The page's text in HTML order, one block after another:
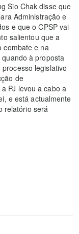
Sio Chak disse que
Administração e
e que o CPSP vai
salientou que a
combate e na
à proposta
legislativo
de
PJ levou a cabo a
e está actualmente
relatório será